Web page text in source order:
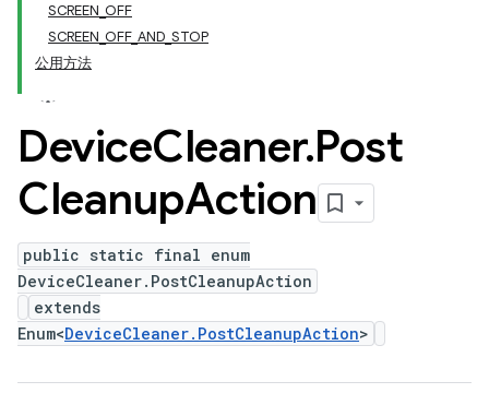
SCREEN_OFF
SCREEN_OFF_AND_STOP
公用方法
DeviceCleaner.Post
CleanupAction
public static final enum
DeviceCleaner.PostCleanupAction
extends
Enum<DeviceCleaner.PostCleanupAction>